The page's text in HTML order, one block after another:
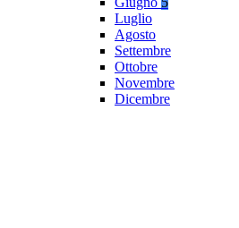
Luglio
Agosto
Settembre
Ottobre
Novembre
Dicembre